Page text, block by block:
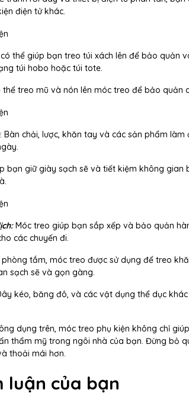
điện tử khác.
thể giúp bạn treo túi xách lên để bảo quản
túi hobo hoặc túi tote.
treo mũ và nón lên móc treo để bảo quản
: Bàn chải, lược, khăn tay và các sản phẩm
bạn giữ giày sạch sẽ và tiết kiệm không
Móc treo giúp bạn sắp xếp và bảo quản
các chuyến đi.
tắm, móc treo được sử dụng để treo
sạch sẽ và gọn gàng.
kéo, băng đô, và các vật dụng thể dục
dụng trên, móc treo phụ kiện không chỉ
thẩm mỹ trong ngôi nhà của bạn. Đừng bỏ
thoải mái hơn.
luận của bạn